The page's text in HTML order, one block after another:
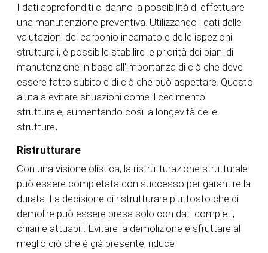
I dati approfonditi ci danno la possibilità di effettuare
una manutenzione preventiva. Utilizzando i dati delle
valutazioni del carbonio incarnato e delle ispezioni
strutturali, è possibile stabilire le priorità dei piani di
manutenzione in base all'importanza di ciò che deve
essere fatto subito e di ciò che può aspettare. Questo
aiuta a evitare situazioni come il cedimento
strutturale, aumentando così la longevità delle
strutture.
Ristrutturare
Con una visione olistica, la ristrutturazione strutturale
può essere completata con successo per garantire la
durata. La decisione di ristrutturare piuttosto che di
demolire può essere presa solo con dati completi,
chiari e attuabili. Evitare la demolizione e sfruttare al
meglio ciò che è già presente, riduce